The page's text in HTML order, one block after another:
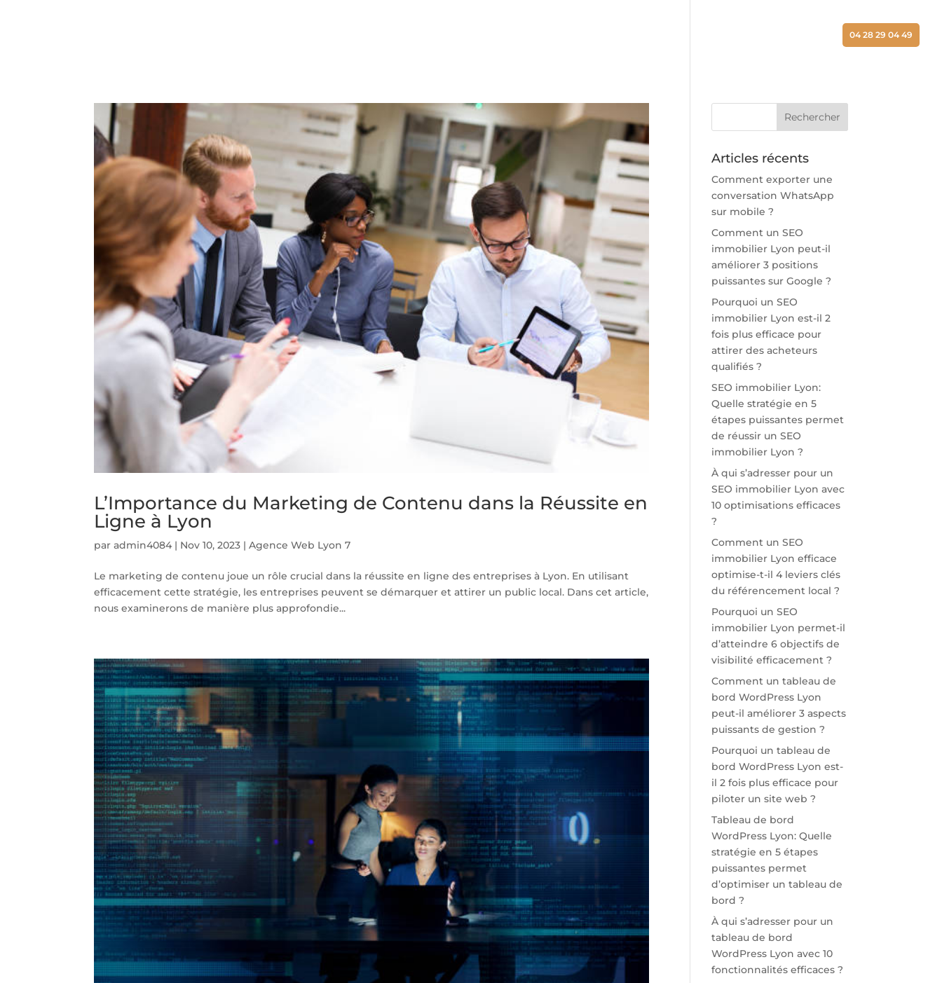
04 28 29 04 49
L’Importance du Marketing de Contenu dans la Réussite en
Ligne à Lyon
paradmin4084 | Nov 10, 2023 |Agence Web Lyon 7
Le marketing de contenu joue un rôle crucial dans la réussite en ligne des entreprises à Lyon. En utilisant
efficacement cette stratégie, les entreprises peuvent se démarquer et attirer un public local. Dans cet article,
nous examinerons de manière plus approfondie...
Articles récents
Comment exporter une
conversation WhatsApp
sur mobile ?
Comment un SEO
immobilier Lyon peut-il
améliorer 3 positions
puissantes sur Google ?
Pourquoi un SEO
immobilier Lyon est-il 2
fois plus efficace pour
attirer des acheteurs
qualifiés ?
SEO immobilier Lyon:
Quelle stratégie en 5
étapes puissantes permet
de réussir un SEO
immobilier Lyon ?
À qui s’adresser pour un
SEO immobilier Lyon avec
10 optimisations efficaces
?
Comment un SEO
immobilier Lyon efficace
optimise-t-il 4 leviers clés
du référencement local ?
Pourquoi un SEO
immobilier Lyon permet-il
d’atteindre 6 objectifs de
visibilité efficacement ?
Comment un tableau de
bord WordPress Lyon
peut-il améliorer 3 aspects
puissants de gestion ?
Pourquoi un tableau de
bord WordPress Lyon est-
il 2 fois plus efficace pour
piloter un site web ?
Tableau de bord
WordPress Lyon: Quelle
stratégie en 5 étapes
puissantes permet
d’optimiser un tableau de
bord ?
À qui s’adresser pour un
tableau de bord
WordPress Lyon avec 10
fonctionnalités efficaces ?